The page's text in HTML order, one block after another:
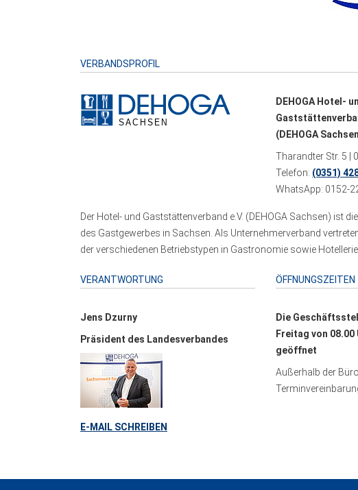
VERBANDSPROFIL
DEHOGA Hotel-
(DEHOGA
Tharandter Str. 5 |
Telefon: (0351)
WhatsApp: 0152-
Der Hotel- und Gaststättenverband e.V. (DEHOGA Sachsen) ist
des Gastgewerbes in Sachsen. Als Unternehmerverband
der verschiedenen Betriebstypen in Gastronomie sowie Hotellerie.
VERANTWORTUNG
Jens Dzurny
Präsident des Landesverbandes
E-MAIL SCHREIBEN
ÖFFNUNGSZEITEN
Die
Freitag von 08.00
geöffnet
Außerhalb der